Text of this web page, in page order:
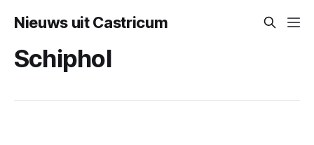
Nieuws uit Castricum
Schiphol